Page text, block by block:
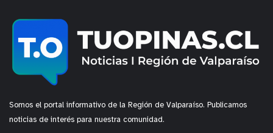
Somos el portal informativo de la Región de Valparaíso. Publicamos
noticias de interés para nuestra comunidad.